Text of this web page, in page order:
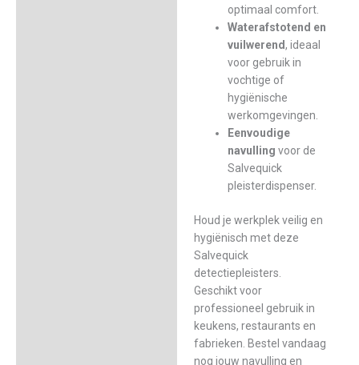
optimaal comfort.
Waterafstotend en
vuilwerend, ideaal
voor gebruik in
vochtige of
hygiënische
werkomgevingen.
Eenvoudige
navulling voor de
Salvequick
pleisterdispenser.
Houd je werkplek veilig en
hygiënisch met deze
Salvequick
detectiepleisters.
Geschikt voor
professioneel gebruik in
keukens, restaurants en
fabrieken. Bestel vandaag
nog jouw navulling en